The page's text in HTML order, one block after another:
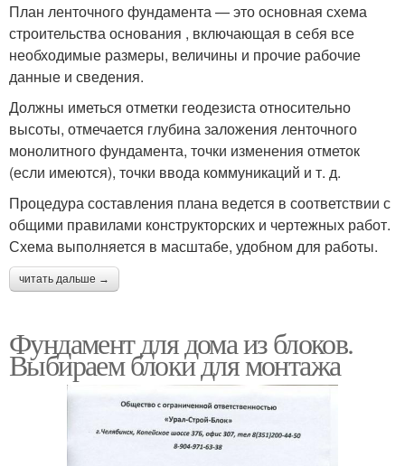
План ленточного фундамента — это основная схема
строительства основания , включающая в себя все
необходимые размеры, величины и прочие рабочие
данные и сведения.
Должны иметься отметки геодезиста относительно
высоты, отмечается глубина заложения ленточного
монолитного фундамента, точки изменения отметок
(если имеются), точки ввода коммуникаций и т. д.
Процедура составления плана ведется в соответствии с
общими правилами конструкторских и чертежных работ.
Схема выполняется в масштабе, удобном для работы.
читать дальше →
Фундамент для дома из блоков.
Выбираем блоки для монтажа